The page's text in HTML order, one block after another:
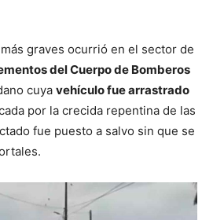
graves ocurrió en el sector de
del Cuerpo de Bomberos
cuya vehículo fue arrastrado
por la crecida repentina de las
fue puesto a salvo sin que se